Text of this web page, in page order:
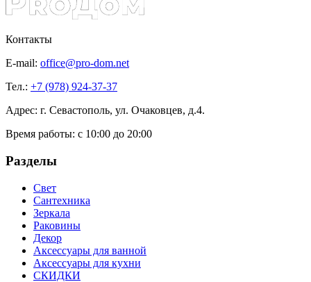
Контакты
E-mail: office@pro-dom.net
Тел.: +7 (978) 924-37-37
Адрес: г. Севастополь, ул. Очаковцев, д.4.
Время работы: с 10:00 до 20:00
Разделы
Свет
Сантехника
Зеркала
Раковины
Декор
Аксессуары для ванной
Аксессуары для кухни
СКИДКИ